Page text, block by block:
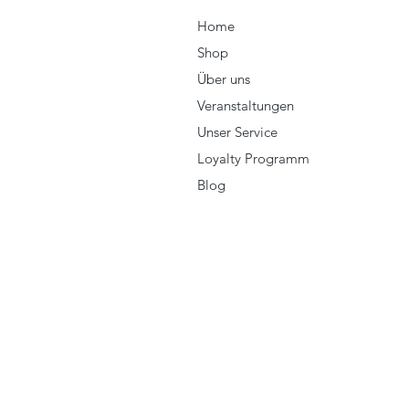
Home
Shop
Über uns
Veranstaltungen
Unser Service
Loyalty Programm
Blog